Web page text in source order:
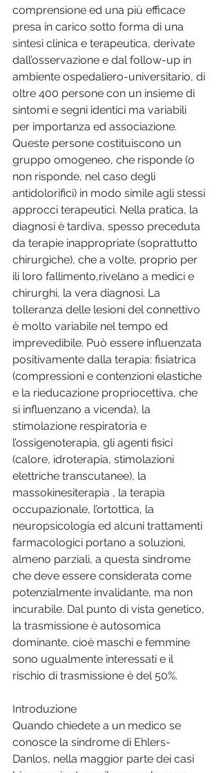
comprensione ed una più efficace
presa in carico sotto forma di una
sintesi clinica e terapeutica, derivate
dall’osservazione e dal follow-up in
ambiente ospedaliero-universitario, di
oltre 400 persone con un insieme di
sintomi e segni identici ma variabili
per importanza ed associazione.
Queste persone costituiscono un
gruppo omogeneo, che risponde (o
non risponde, nel caso degli
antidolorifici) in modo simile agli stessi
approcci terapeutici. Nella pratica, la
diagnosi è tardiva, spesso preceduta
da terapie inappropriate (soprattutto
chirurgiche), che a volte, proprio per
ili loro fallimento,rivelano a medici e
chirurghi, la vera diagnosi. La
tolleranza delle lesioni del connettivo
è molto variabile nel tempo ed
imprevedibile. Può essere influenzata
positivamente dalla terapia: fisiatrica
(compressioni e contenzioni elastiche
e la rieducazione propriocettiva, che
si influenzano a vicenda), la
stimolazione respiratoria e
l’ossigenoterapia, gli agenti fisici
(calore, idroterapia, stimolazioni
elettriche transcutanee), la
massokinesiterapia , la terapia
occupazionale, l’ortottica, la
neuropsicologia ed alcuni trattamenti
farmacologici portano a soluzioni,
almeno parziali, a questa sindrome
che deve essere considerata come
potenzialmente invalidante, ma non
incurabile. Dal punto di vista genetico,
la trasmissione è autosomica
dominante, cioè maschi e femmine
sono ugualmente interessati e il
rischio di trasmissione è del 50%.
Introduzione
Quando chiedete a un medico se
conosce la sindrome di Ehlers-
Danlos, nella maggior parte dei casi